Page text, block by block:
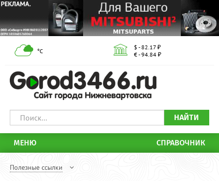
°С
$ - 82.17 ₽
€ - 94.84 ₽
НАЙТИ
МЕНЮ СПРАВОЧНИК
Полезные ссылки